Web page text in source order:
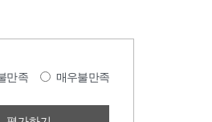
만족 매우불만족